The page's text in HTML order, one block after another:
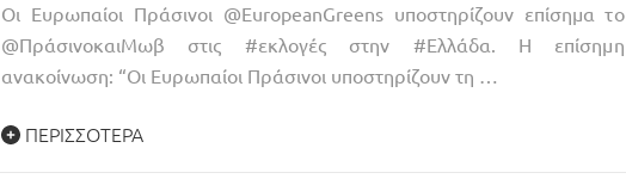
Οι Ευρωπαίοι Πράσινοι @EuropeanGreens υποστηρίζουν επίσημα το
@ΠράσινοκαιΜωβ στις #εκλογές στην #Ελλάδα. Η επίσημη
ανακοίνωση: “Οι Ευρωπαίοι Πράσινοι υποστηρίζουν τη …
ΠΕΡΙΣΣΌΤΕΡΑ